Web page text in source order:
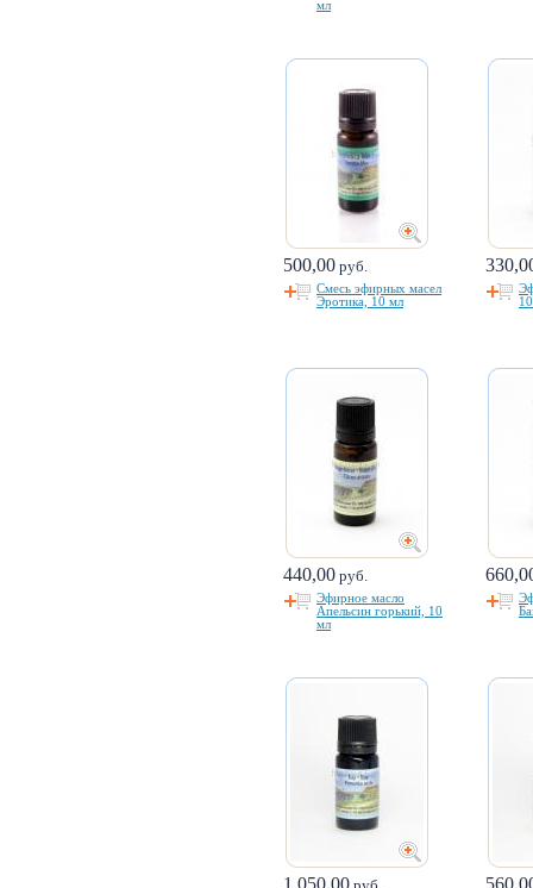
мл
500,00 руб.
Смесь эфирных масел
Эротика, 10 мл
440,00 руб.
Эфирное масло
Апельсин горький, 10
мл
1 050,00